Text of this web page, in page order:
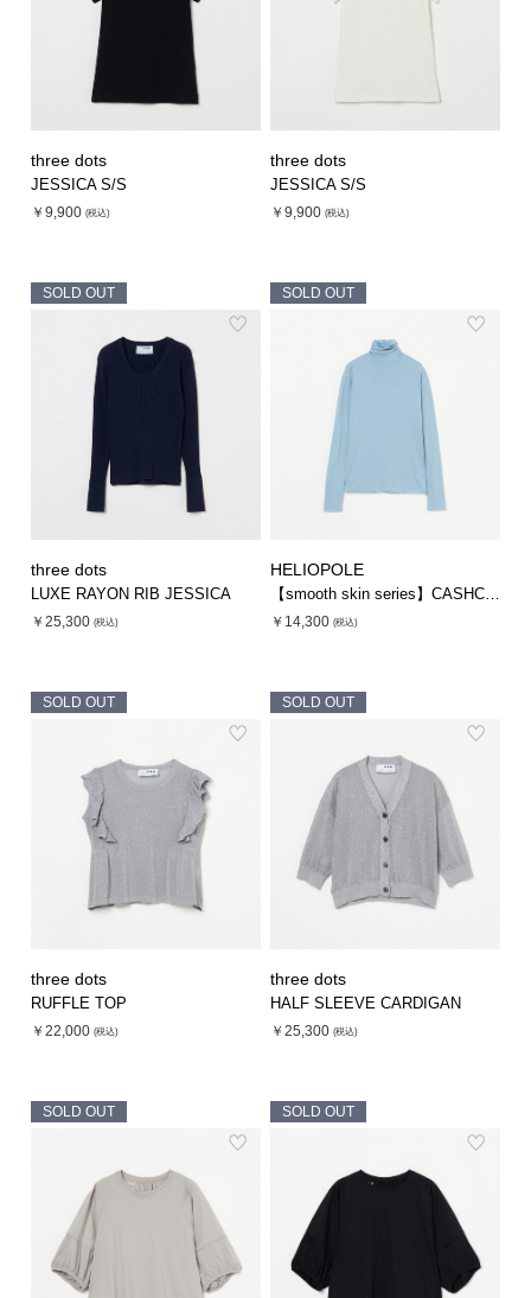
three dots
JESSICA S/S
￥9,900 (税込)
three dots
JESSICA S/S
￥9,900 (税込)
SOLD OUT
three dots
LUXE RAYON RIB JESSICA
￥25,300 (税込)
SOLD OUT
HELIOPOLE
【smooth skin series】CASHCOTTON TURTLE
￥14,300 (税込)
SOLD OUT
three dots
RUFFLE TOP
￥22,000 (税込)
SOLD OUT
three dots
HALF SLEEVE CARDIGAN
￥25,300 (税込)
SOLD OUT SOLD OUT